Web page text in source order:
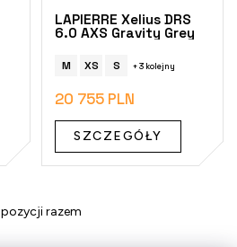
LAPIERRE Xelius DRS
6.0 AXS Gravity Grey
M XS S + 3 kolejny
20 755 PLN
SZCZEGÓŁY
K
pozycji razem